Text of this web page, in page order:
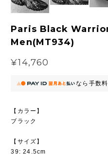
Paris Black
Men(MT934)
¥14,760
なら 手数
【カラー】
ブラック
【サイズ】
39: 24.5cm